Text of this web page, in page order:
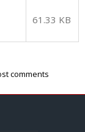
61.33 KB
comments